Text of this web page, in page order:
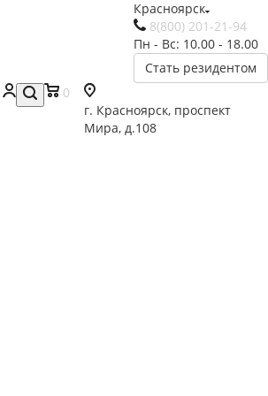
Красноярск
8(800) 201-21-94
Пн - Вс: 10.00 - 18.00
Стать резидентом
г. Красноярск, проспект
Мира, д.108
0